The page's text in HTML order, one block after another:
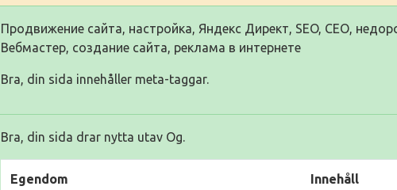
Продвижение сайта, настройка, Яндекс Директ, SEO, СЕО,
Вебмастер, создание сайта, реклама в интернете
Bra, din sida innehåller meta-taggar.
Bra, din sida drar nytta utav Og.
Egendom Innehåll